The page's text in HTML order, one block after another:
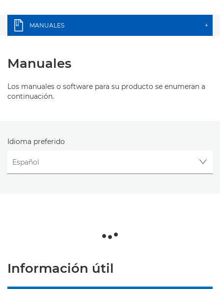
MANUALES +
Manuales
Los manuales o software para su producto se enumeran a
continuación.
Idioma preferido
Información útil